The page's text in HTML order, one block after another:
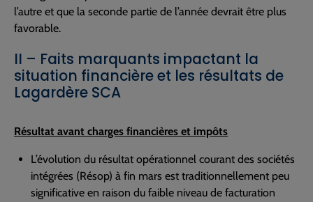
l’autre et que la seconde partie de l’année devrait être plus
favorable.
II – Faits marquants impactant la
situation financière et les résultats de
Lagardère SCA
Résultat avant charges financières et impôts
L’évolution du résultat opérationnel courant des sociétés
intégrées (Résop) à fin mars est traditionnellement peu
significative en raison du faible niveau de facturation